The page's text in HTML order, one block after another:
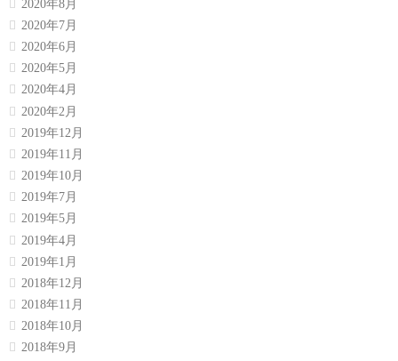
2020年8月
2020年7月
2020年6月
2020年5月
2020年4月
2020年2月
2019年12月
2019年11月
2019年10月
2019年7月
2019年5月
2019年4月
2019年1月
2018年12月
2018年11月
2018年10月
2018年9月